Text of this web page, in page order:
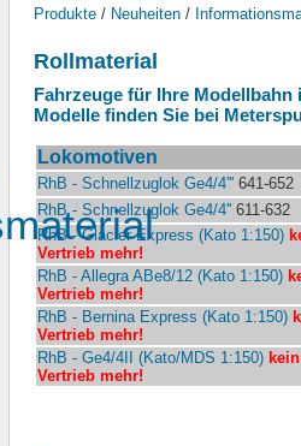
Produkte/Neuheiten/
Rollmaterial
Fahrzeuge für Ihre
Modelle finden Sie bei
Lokomotiven
RhB - Schnellzuglok Ge4/4''' 641-652
RhB - Schnellzuglok Ge4/4''611-632
RhB - Glacier Express (Kato 1:150)
Vertrieb mehr!
RhB - Allegra ABe8/12 (Kato 1:150)
Vertrieb mehr!
RhB - Bernina Express (Kato 1:150)
Vertrieb mehr!
RhB - Ge4/4II (Kato/MDS 1:150) kein
Vertrieb mehr!